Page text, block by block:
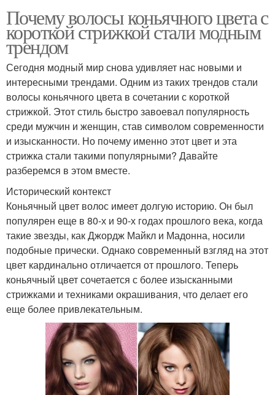
Почему волосы коньячного цвета с
короткой стрижкой стали модным
трендом
Сегодня модный мир снова удивляет нас новыми и
интересными трендами. Одним из таких трендов стали
волосы коньячного цвета в сочетании с короткой
стрижкой. Этот стиль быстро завоевал популярность
среди мужчин и женщин, став символом современности
и изысканности. Но почему именно этот цвет и эта
стрижка стали такими популярными? Давайте
разберемся в этом вместе.
Исторический контекст
Коньячный цвет волос имеет долгую историю. Он был
популярен еще в 80-х и 90-х годах прошлого века, когда
такие звезды, как Джордж Майкл и Мадонна, носили
подобные прически. Однако современный взгляд на этот
цвет кардинально отличается от прошлого. Теперь
коньячный цвет сочетается с более изысканными
стрижками и техниками окрашивания, что делает его
еще более привлекательным.